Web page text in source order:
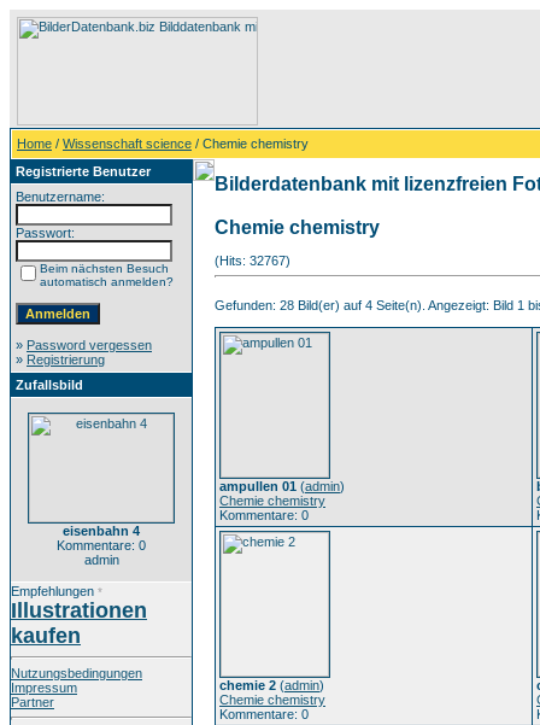
Home / Wissenschaft science / Chemie chemistry
Registrierte Benutzer
Benutzername:
Passwort:
Beim nächsten Besuch
automatisch anmelden?
» Password vergessen
» Registrierung
Zufallsbild
eisenbahn 4
Kommentare: 0
admin
Empfehlungen *
Illustrationen
kaufen
Nutzungsbedingungen
Impressum
Partner
Bilderdatenbank mit lizenzfreien
Chemie chemistry
(Hits: 32767)
Gefunden: 28 Bild(er) auf 4 Seite(n). Angezeigt: Bild 1
ampullen 01 (admin)
Chemie chemistry
Kommentare: 0
chemie 2 (admin)
Chemie chemistry
Kommentare: 0